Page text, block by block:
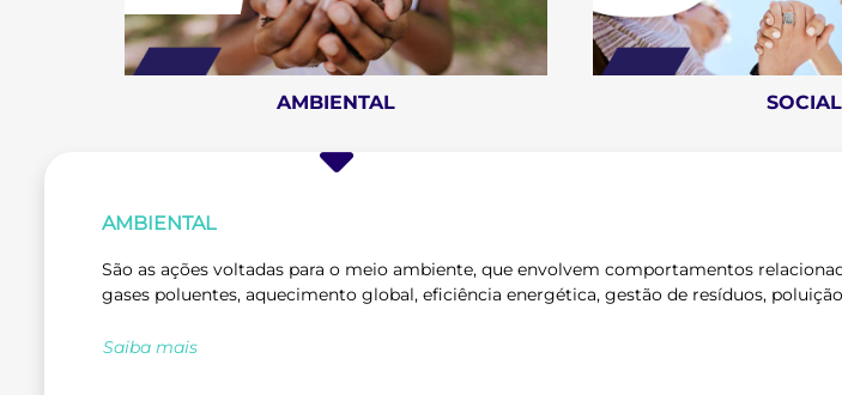
2023
AMBIENTAL SOCIAL
AMBIENTAL
São as ações voltadas para o meio ambiente, que envolvem comportamentos
gases poluentes, aquecimento global, eficiência energética, gestão de resíduos,
Saiba mais